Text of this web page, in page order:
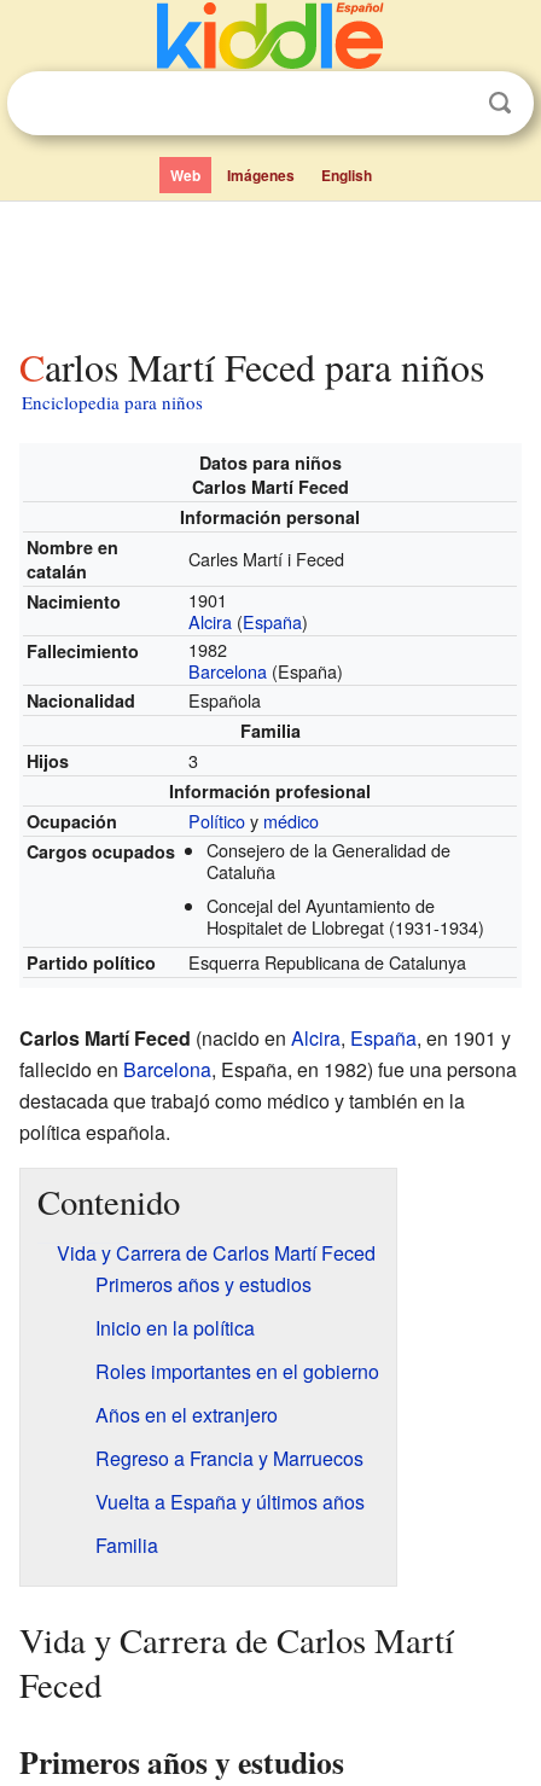
Web Imágenes English
Carlos Martí Feced para niños
Enciclopedia para niños
Datos para niños
Carlos Martí Feced
Información personal
Nombre en
catalán
Carles Martí i Feced
Nacimiento
1901
Alcira (España)
Fallecimiento
1982
Barcelona (España)
Nacionalidad Española
Familia
Hijos
3
Información profesional
Ocupación
Políticoy médico
Cargos ocupados
Consejero de la Generalidad de
Cataluña
Concejal del Ayuntamiento de
Hospitalet de Llobregat (1931-1934)
Partido político Esquerra Republicana de Catalunya
Carlos Martí Feced (nacido en Alcira, España, en 1901 y
fallecido en Barcelona, España, en 1982) fue una persona
destacada que trabajó como médico y también en la
política española.
Contenido
Vida y Carrera de Carlos Martí Feced
Primeros años y estudios
Inicio en la política
Roles importantes en el gobierno
Años en el extranjero
Regreso a Francia y Marruecos
Vuelta a España y últimos años
Familia
Vida y Carrera de Carlos Martí
Feced
Primeros años y estudios